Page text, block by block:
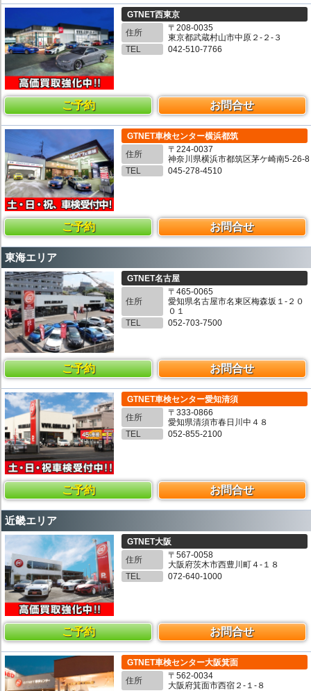
GTNET西東京
住所
〒208-0035
東京都武蔵村山市中原２-２-３
TEL
042-510-7766
ご予約 お問合せ
GTNET車検センター横浜都筑
住所
〒224-0037
神奈川県横浜市都筑区茅ケ崎南5-26-8
TEL
045-278-4510
ご予約 お問合せ
東海エリア
GTNET名古屋
住所
〒465-0065
愛知県名古屋市名東区梅森坂１-２０
０１
TEL
052-703-7500
ご予約 お問合せ
GTNET車検センター愛知清須
住所
〒333-0866
愛知県清須市春日川中４８
TEL
052-855-2100
ご予約 お問合せ
近畿エリア
GTNET大阪
住所
〒567-0058
大阪府茨木市西豊川町４-１８
TEL
072-640-1000
ご予約 お問合せ
GTNET車検センター大阪箕面
住所
〒562-0034
大阪府箕面市西宿２-１-８